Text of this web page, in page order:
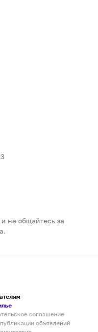
не общайтесь за
соглашение
объявлений